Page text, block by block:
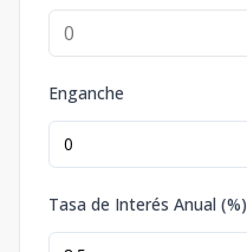
Enganche
Tasa de Interés Anual (%)